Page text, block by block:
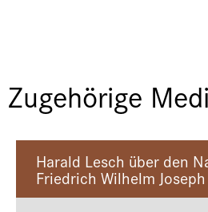
Zugehörige
Harald Lesch über den
Friedrich Wilhelm